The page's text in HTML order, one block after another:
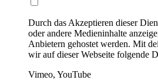
Durch das Akzeptieren dieser
oder andere Medieninhalte
Anbietern gehostet werden. Mit
wir auf dieser Webseite folgende
Vimeo, YouTube